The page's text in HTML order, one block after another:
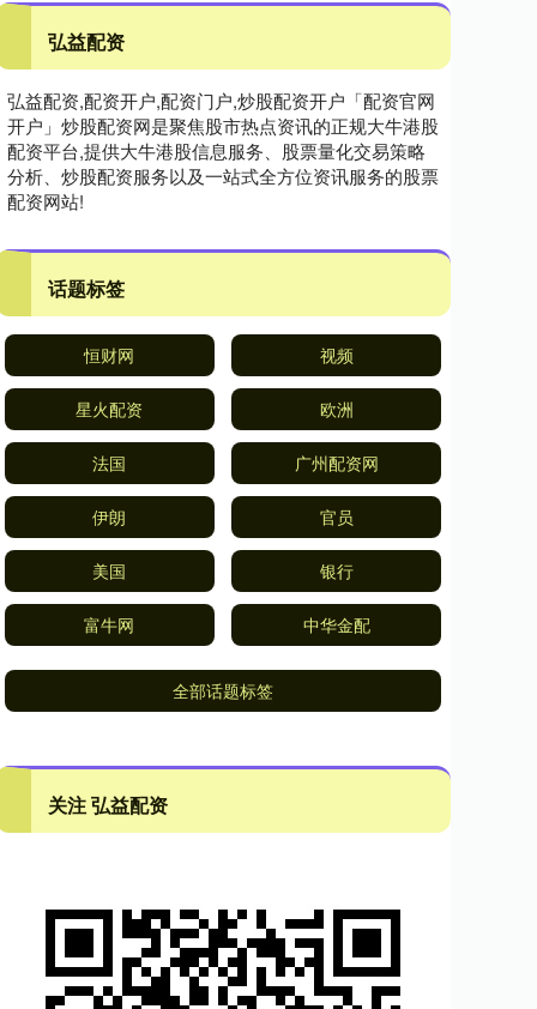
弘益配资
弘益配资,配资开户,配资门户,炒股配资开户「配资官网
开户」炒股配资网是聚焦股市热点资讯的正规大牛港股
配资平台,提供大牛港股信息服务、股票量化交易策略
分析、炒股配资服务以及一站式全方位资讯服务的股票
配资网站!
话题标签
恒财网 视频
星火配资 欧洲
法国 广州配资网
伊朗 官员
美国 银行
富牛网 中华金配
全部话题标签
关注 弘益配资